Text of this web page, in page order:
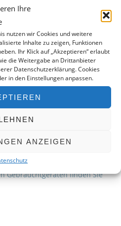
Ihre
nutzen wir Cookies und weitere
Inhalte zu zeigen, Funktionen
Ihr Klick auf „Akzeptieren“ erlaubt
die Weitergabe an Drittanbieter
Datenschutzerklärung. Cookies
in den Einstellungen anpassen.
ANZEIGEN
Kontakte zu knüpfen und
Branchenpartnern
Gespräche und darauf,
Gebrauchtgeräten finden Sie